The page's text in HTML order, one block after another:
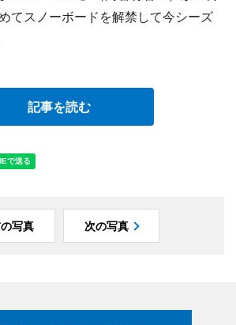
てスノーボードを解禁して今シーズ
記事を読む
写真 次の写真